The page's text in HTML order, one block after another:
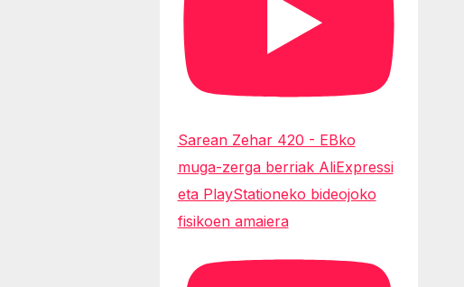
Sarean Zehar 420 - EBko
muga-zerga berriak AliExpressi
eta PlayStationeko bideojoko
fisikoen amaiera